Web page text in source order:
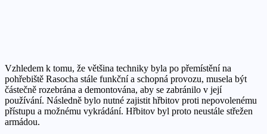
Vzhledem k tomu, že většina techniky byla po přemístění na
pohřebiště Rasocha stále funkční a schopná provozu, musela být
částečně rozebrána a demontována, aby se zabránilo v její
používání. Následně bylo nutné zajistit hřbitov proti nepovolenému
přístupu a možnému vykrádání. Hřbitov byl proto neustále střežen
armádou.